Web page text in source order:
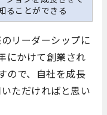
ることができる
リーダーシップに
にかけて創業され
ので、自社を成長
ただければと思い